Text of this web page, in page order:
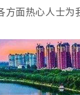
方面热心人士为